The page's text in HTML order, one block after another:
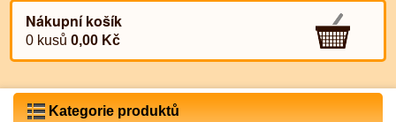
Nákupní košík
0 kusů0,00 Kč
Kategorie produktů